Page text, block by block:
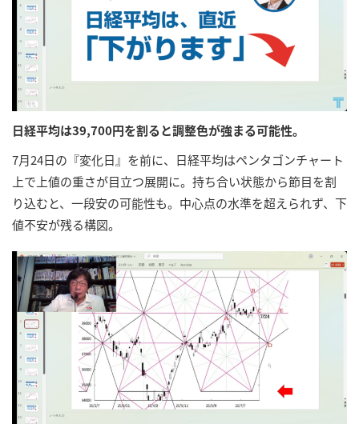
日経平均は39,700円を割ると調整色が強まる可能性。
7月24日の『変化日』を前に、日経平均はペンタゴンチャート
上で上値の重さが目立つ展開に。持ち合い状態から節目を割
り込むと、一段安の可能性も。中心点の水準を超えられず、下
値不安が残る構図。